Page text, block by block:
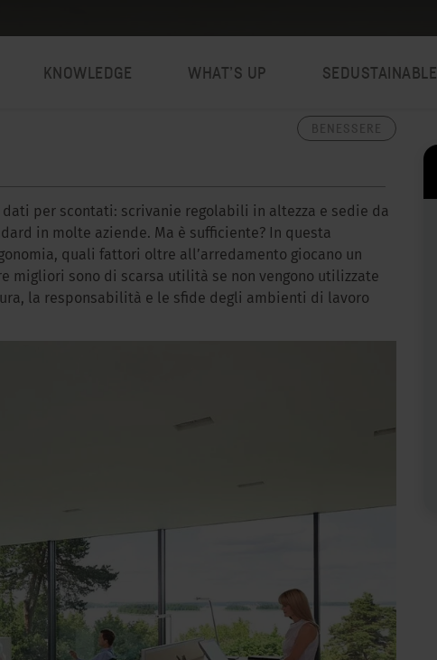
KNOWLEDGE WHAT’S UP SEDUSTAINABLE
per scontati: scrivanie regolabili in altezza e sedie da
in molte aziende. Ma è sufficiente? In questa
quali fattori oltre all’arredamento giocano un
migliori sono di scarsa utilità se non vengono utilizzate
la responsabilità e le sfide degli ambienti di lavoro